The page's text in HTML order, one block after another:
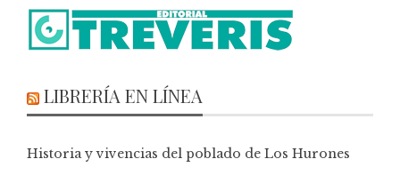
LIBRERÍA EN LÍNEA
Historia y vivencias del poblado de Los Hurones